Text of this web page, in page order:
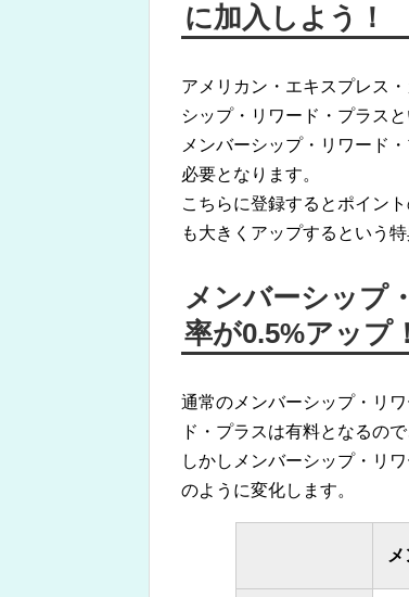
に加入しよう！
アメリカン・エキスプレス
シップ・リワード・プラス
メンバーシップ・リワード
必要となります。
こちらに登録するとポイン
も大きくアップするという特
メンバーシップ
率が0.5%アップ！
通常のメンバーシップ・リ
ド・プラスは有料となるの
しかしメンバーシップ・リ
のように変化します。